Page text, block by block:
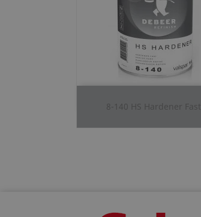
8-140 HS Hardener Fast